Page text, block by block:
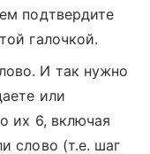
подтвердите
галочкой.
И так нужно
или
их 6, включая
слово (т.е. шаг